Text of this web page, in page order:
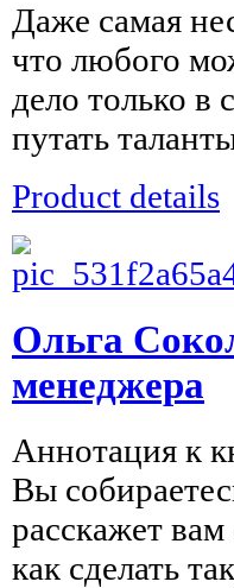
Даже самая
что любого
дело только в
путать
Product details
Ольга
менеджера
Аннотация к
Вы
расскажет
как сделать